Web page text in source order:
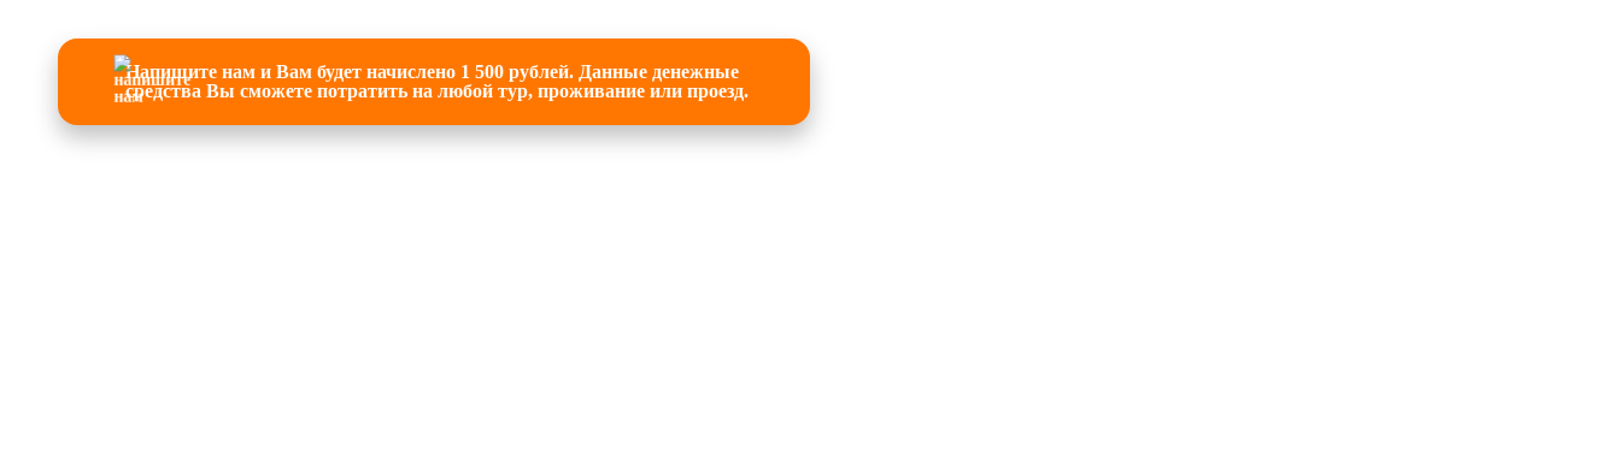
Напишите нам и Вам будет начислено 1 500 рублей. Данные денежные
средства Вы сможете потратить на любой тур, проживание или проезд.